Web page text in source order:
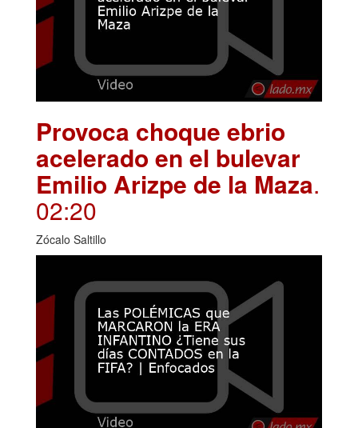
Provoca choque ebrio
acelerado en el bulevar
Emilio Arizpe de la Maza.
02:20
Zócalo Saltillo